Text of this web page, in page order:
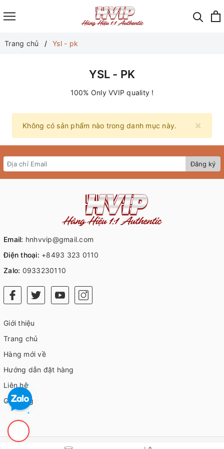
Trang chủ Ysl - pk
YSL - PK
100% Only VVIP quality !
×
Không có sản phẩm nào trong danh mục này.
Đăng ký
Email: hnhvvip@gmail.com
Điện thoại: +8493 323 0110
Zalo: 0933230110
Giới thiệu
Trang chủ
Hàng mới về
Hướng dẫn đặt hàng
Liên hệ
Giỏ hàng
© Bản quyền thuộc về HVIP